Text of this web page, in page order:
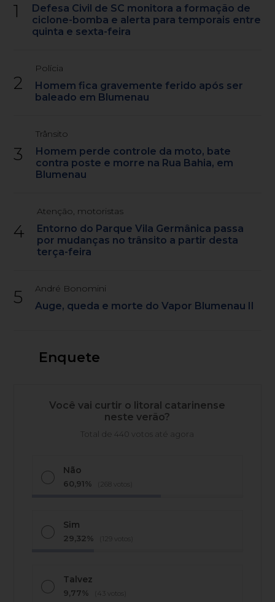
1
Defesa Civil de SC monitora a formação de
ciclone-bomba e alerta para temporais entre
quinta e sexta-feira
2
Polícia
Homem fica gravemente ferido após ser
baleado em Blumenau
3
Trânsito
Homem perde controle da moto, bate
contra poste e morre na Rua Bahia, em
Blumenau
4
Atenção, motoristas
Entorno do Parque Vila Germânica passa
por mudanças no trânsito a partir desta
terça-feira
5 André Bonomini
Auge, queda e morte do Vapor Blumenau II
Enquete
Você vai curtir o litoral catarinense
neste verão?
Total de 440 votos até agora
Não
60,91% (268 votos)
Sim
29,32% (129 votos)
Talvez
9,77% (43 votos)